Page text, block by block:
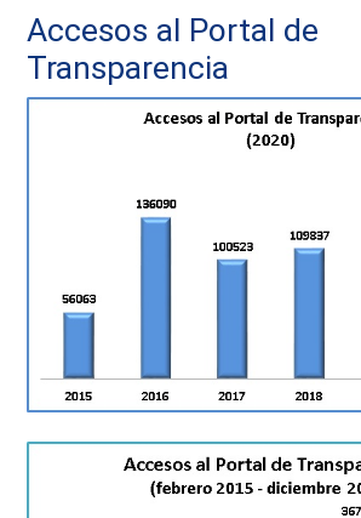
Accesos al Portal de
Transparencia